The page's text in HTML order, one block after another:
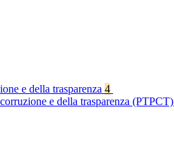
e della trasparenza 4
e della trasparenza (PTPCT)